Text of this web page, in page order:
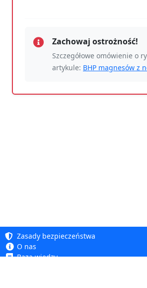
Zachowaj ostrożność!
Szczegółowe omówienie o
artykule: BHP magnesów z
Zasady bezpieczeństwa
O nas
Baza wiedzy